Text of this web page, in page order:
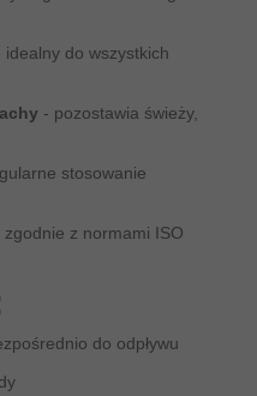
idealny do wszystkich
- pozostawia świeży,
stosowanie
zgodnie z normami ISO
do odpływu